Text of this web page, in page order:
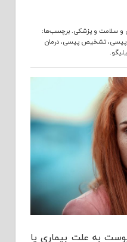
وسلامت و پزشکی. برچسب‌ها:
پیسی، تشخیص پیسی، درمان
.
به علت بیماری یا